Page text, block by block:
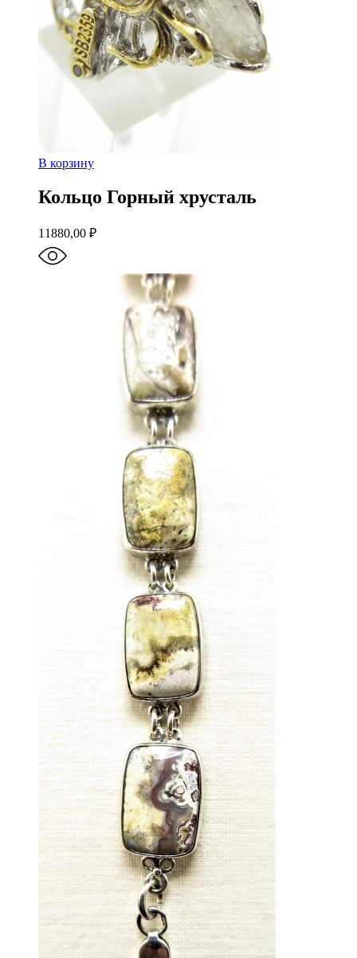
В корзину
Кольцо Горный хрусталь
11880,00 ₽